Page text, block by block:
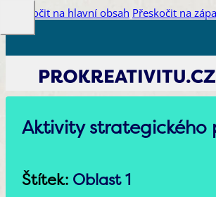
Přeskočit na hlavní obsah Přeskočit na
Aktivity strategického
Štítek: Oblast 1